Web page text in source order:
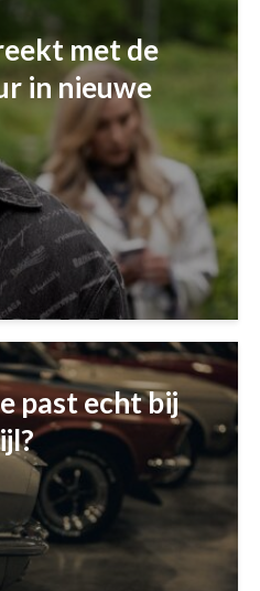
met de
in nieuwe
past echt bij